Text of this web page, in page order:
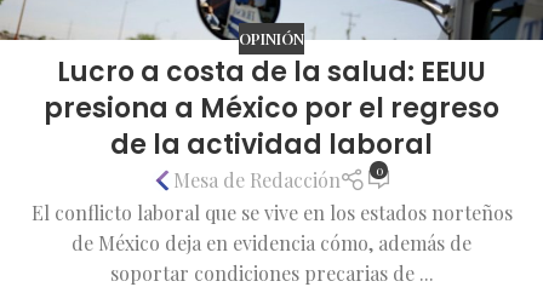
OPINIÓN
Lucro a costa de la salud: EEUU
presiona a México por el regreso
de la actividad laboral
Mesa de Redacción 0
El conflicto laboral que se vive en los estados norteños
de México deja en evidencia cómo, además de
soportar condiciones precarias de ...